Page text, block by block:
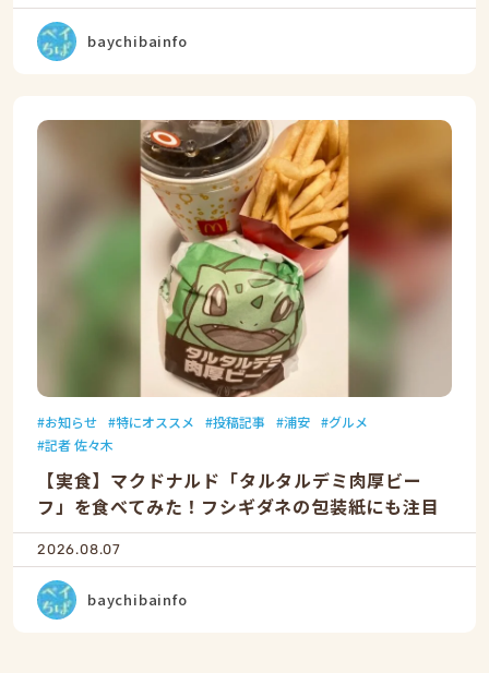
baychibainfo
お知らせ 特にオススメ 投稿記事 浦安
グルメ
記者 佐々木
【実食】マクドナルド「タルタルデミ肉厚ビー
フ」を食べてみた！フシギダネの包装紙にも注目
2026.08.07
baychibainfo